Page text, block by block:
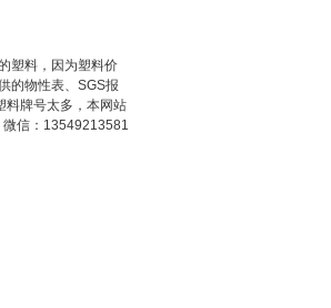
塑料，因为塑料价
的物性表、SGS报
料牌号太多，本网站
信：13549213581